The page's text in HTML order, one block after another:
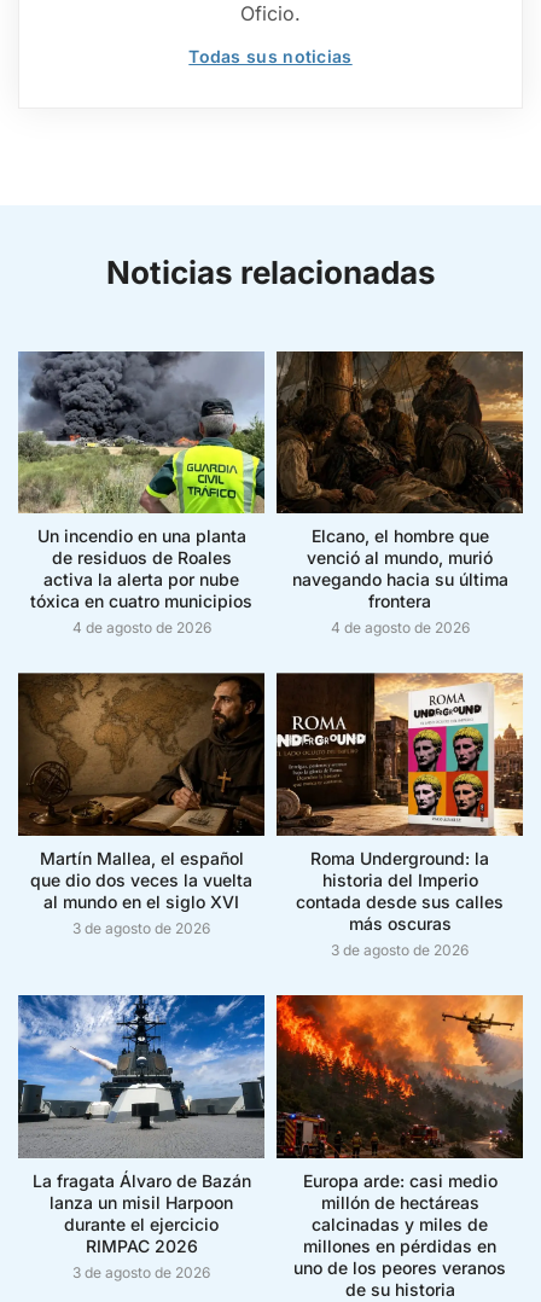
Oficio.
Todas sus noticias
Noticias relacionadas
Un incendio en una planta
de residuos de Roales
activa la alerta por nube
tóxica en cuatro municipios
4 de agosto de 2026
Elcano, el hombre que
venció al mundo, murió
navegando hacia su última
frontera
4 de agosto de 2026
Martín Mallea, el español
que dio dos veces la vuelta
al mundo en el siglo XVI
3 de agosto de 2026
Roma Underground: la
historia del Imperio
contada desde sus calles
más oscuras
3 de agosto de 2026
La fragata Álvaro de Bazán
lanza un misil Harpoon
durante el ejercicio
RIMPAC 2026
3 de agosto de 2026
Europa arde: casi medio
millón de hectáreas
calcinadas y miles de
millones en pérdidas en
uno de los peores veranos
de su historia